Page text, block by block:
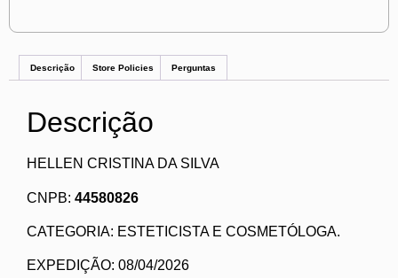
Descrição Store Policies Perguntas
Descrição
HELLEN CRISTINA DA SILVA
CNPB: 44580826
CATEGORIA: ESTETICISTA E COSMETÓLOGA.
EXPEDIÇÃO: 08/04/2026